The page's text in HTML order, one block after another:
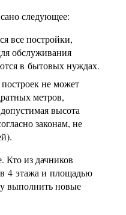
следующее:
все постройки,
обслуживания
в бытовых нуждах.
не может
метров,
высота
законам, не
Кто из дачников
4 этажа и площадью
выполнить новые